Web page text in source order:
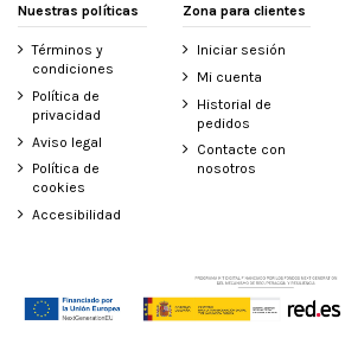
Nuestras políticas
Términos y
condiciones
Política de
privacidad
Aviso legal
Política de
cookies
Accesibilidad
Zona para clientes
Iniciar sesión
Mi cuenta
Historial de
pedidos
Contacte con
nosotros